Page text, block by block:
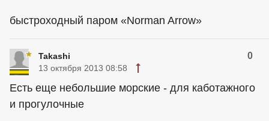
быстроходный паром «Norman Arrow»
Takashi 0
13 октября 2013 08:58
Есть еще небольшие морские - для каботажного
и прогулочные